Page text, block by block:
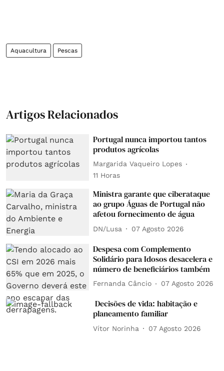
Aquacultura Pescas
Artigos Relacionados
Portugal nunca importou tantos
produtos agrícolas
Margarida Vaqueiro Lopes
11 Horas
Ministra garante que ciberataque
ao grupo Águas de Portugal não
afetou fornecimento de água
DN/Lusa 07 Agosto 2026
Despesa com Complemento
Solidário para Idosos desacelera e
número de beneficiários também
Fernanda Câncio 07 Agosto 2026
Decisões de vida: habitação e
planeamento familiar
Vítor Norinha 07 Agosto 2026